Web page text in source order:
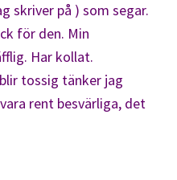
skriver på ) som segar.
för den. Min
Har kollat.
tossig tänker jag
rent besvärliga, det